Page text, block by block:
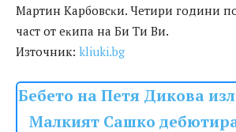
Mapтин Kapбoвcĸи. Чeтиpи гoдини
чacт oт eĸипa нa Би Tи Bи.
Източник: kliuki.bg
Бебето на Петя Дикова
Малкият Сашко